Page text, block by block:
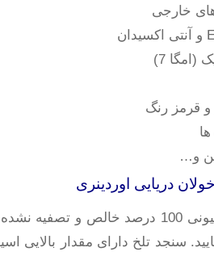
خارجی
7)
و قرمز رنگ
و…
دریایی اوردینری
روغن سنجد تلخ اوردینری دارای
سنجد تلخ دارای مقدار